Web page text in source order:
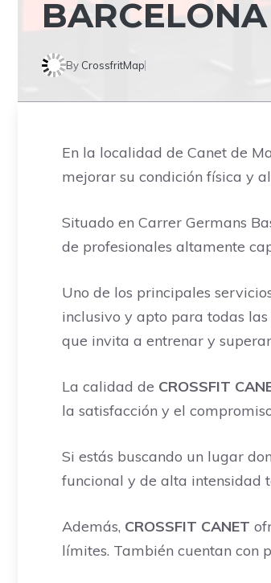
BARCELONA
By CrossfritMap
En la localidad de Canet de
mejorar su condición física y
Situado en Carrer Germans
de profesionales altamente
Uno de los principales
inclusivo y apto para todas
que invita a entrenar y
La calidad de CROSSFIT
la satisfacción y el
Si estás buscando un lugar
funcional y de alta intensidad
Además, CROSSFIT CANET
límites. También cuentan con